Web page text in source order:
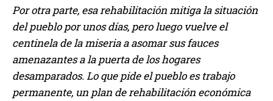
Por otra parte, esa rehabilitación mitiga la situación
del pueblo por unos días, pero luego vuelve el
centinela de la miseria a asomar sus fauces
amenazantes a la puerta de los hogares
desamparados. Lo que pide el pueblo es trabajo
permanente, un plan de rehabilitación económica